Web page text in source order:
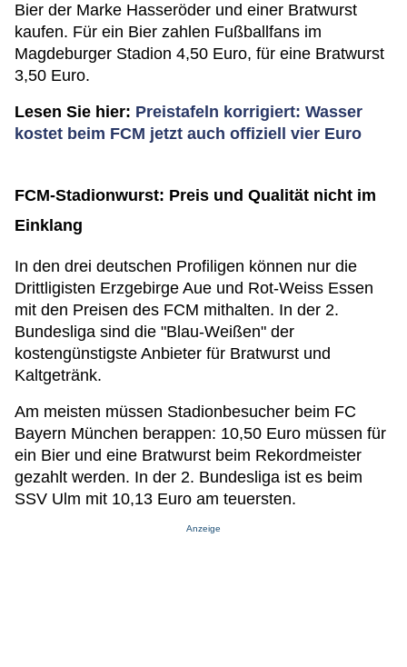
Bier der Marke Hasseröder und einer Bratwurst
kaufen. Für ein Bier zahlen Fußballfans im
Magdeburger Stadion 4,50 Euro, für eine Bratwurst
3,50 Euro.
Lesen Sie hier: Preistafeln korrigiert: Wasser
kostet beim FCM jetzt auch offiziell vier Euro
FCM-Stadionwurst: Preis und Qualität nicht im
Einklang
In den drei deutschen Profiligen können nur die
Drittligisten Erzgebirge Aue und Rot-Weiss Essen
mit den Preisen des FCM mithalten. In der 2.
Bundesliga sind die "Blau-Weißen" der
kostengünstigste Anbieter für Bratwurst und
Kaltgetränk.
Am meisten müssen Stadionbesucher beim FC
Bayern München berappen: 10,50 Euro müssen für
ein Bier und eine Bratwurst beim Rekordmeister
gezahlt werden. In der 2. Bundesliga ist es beim
SSV Ulm mit 10,13 Euro am teuersten.
Anzeige